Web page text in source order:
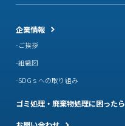
企業情報
ご挨拶
組織図
SDGｓへの取り組み
ゴミ処理・廃棄物処理に困ったら